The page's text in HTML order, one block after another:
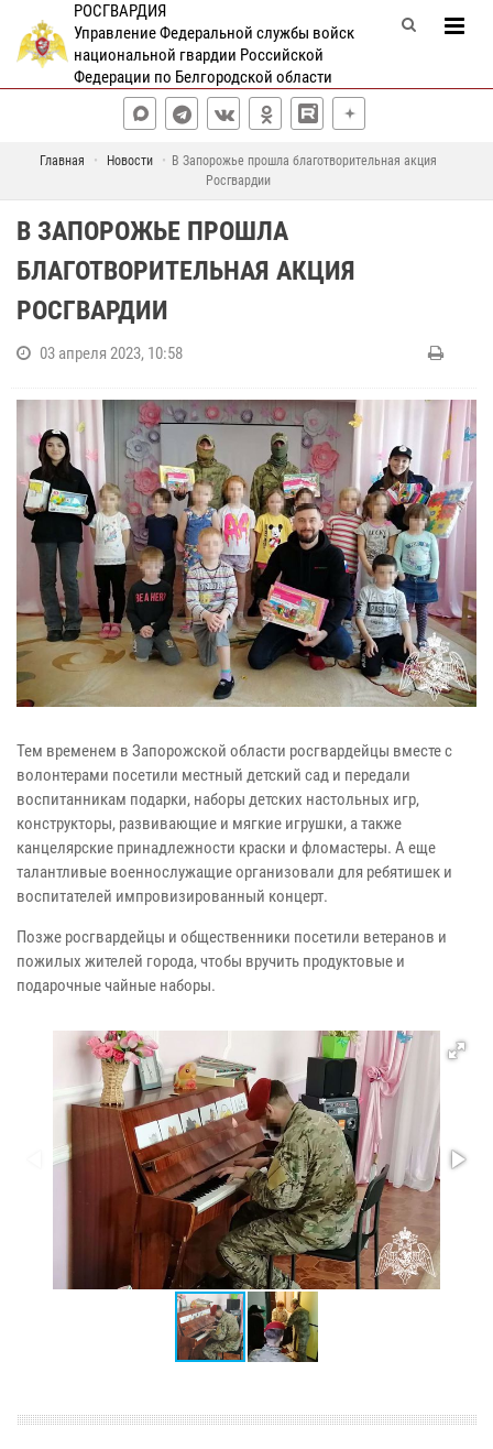
РОСГВАРДИЯ
Управление Федеральной службы войск
национальной гвардии Российской
Федерации по Белгородской области
Главная Новости
В Запорожье прошла благотворительная акция
Росгвардии
В ЗАПОРОЖЬЕ ПРОШЛА
БЛАГОТВОРИТЕЛЬНАЯ АКЦИЯ
РОСГВАРДИИ
03 апреля 2023, 10:58
Тем временем в Запорожской области росгвардейцы вместе с
волонтерами посетили местный детский сад и передали
воспитанникам подарки, наборы детских настольных игр,
конструкторы, развивающие и мягкие игрушки, а также
канцелярские принадлежности краски и фломастеры. А еще
талантливые военнослужащие организовали для ребятишек и
воспитателей импровизированный концерт.
Позже росгвардейцы и общественники посетили ветеранов и
пожилых жителей города, чтобы вручить продуктовые и
подарочные чайные наборы.